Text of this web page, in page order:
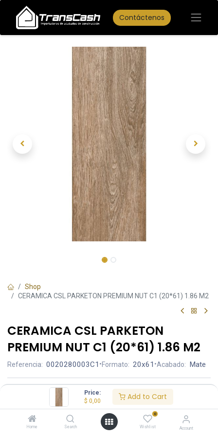
Price:
$ 0,00 Add to Cart
Home Search
0
Wishlist Account
Contáctenos
Shop
CERAMICA CSL PARKETON PREMIUM NUT C1 (20*61) 1.86 M2
CERAMICA CSL PARKETON
PREMIUM NUT C1 (20*61) 1.86 M2
Referencia: 0020280003C1 •Formato: 20x61 •Acabado: Mate
Aplicación